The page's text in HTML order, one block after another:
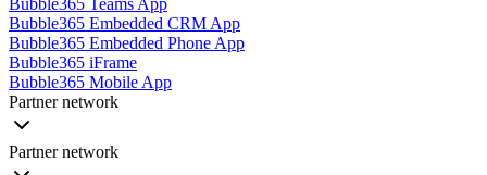
Bubble365 Embedded CRM App
Bubble365 Embedded Phone App
Bubble365 iFrame
Bubble365 Mobile App
Partner network
Partner network